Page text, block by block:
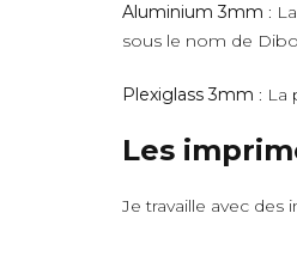
Aluminium 3mm :
sous le nom de
Plexiglass 3mm : La
Les
Je travaille avec